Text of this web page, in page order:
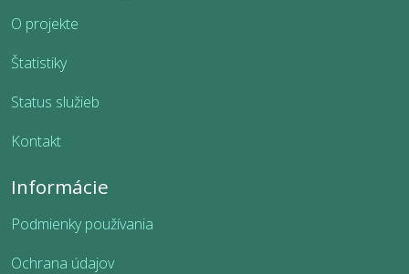
O projekte
Štatistiky
Status služieb
Kontakt
Informácie
Podmienky používania
Ochrana údajov